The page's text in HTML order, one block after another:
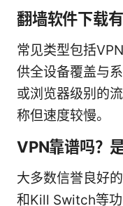
翻墙软件下载
常见类型包括
供全设备覆盖与
或浏览器级别的
称但速度较慢。
VPN靠谱吗？
大多数信誉良好
和Kill Switch等功